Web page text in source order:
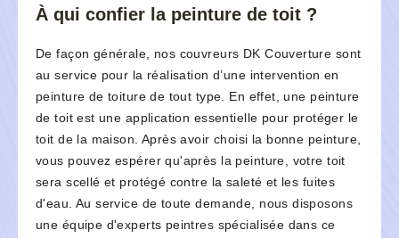
À qui confier la peinture de toit ?
De façon générale, nos couvreurs DK Couverture sont
au service pour la réalisation d’une intervention en
peinture de toiture de tout type. En effet, une peinture
de toit est une application essentielle pour protéger le
toit de la maison. Après avoir choisi la bonne peinture,
vous pouvez espérer qu'après la peinture, votre toit
sera scellé et protégé contre la saleté et les fuites
d'eau. Au service de toute demande, nous disposons
une équipe d'experts peintres spécialisée dans ce